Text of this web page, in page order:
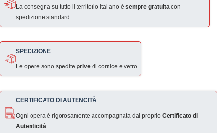
La consegna su tutto il territorio italiano è sempre gratuita con
spedizione standard.
SPEDIZIONE
Le opere sono spedite prive di cornice e vetro
CERTIFICATO DI AUTENCITÀ
Ogni opera è rigorosamente accompagnata dal proprio Certificato di
Autenticità.